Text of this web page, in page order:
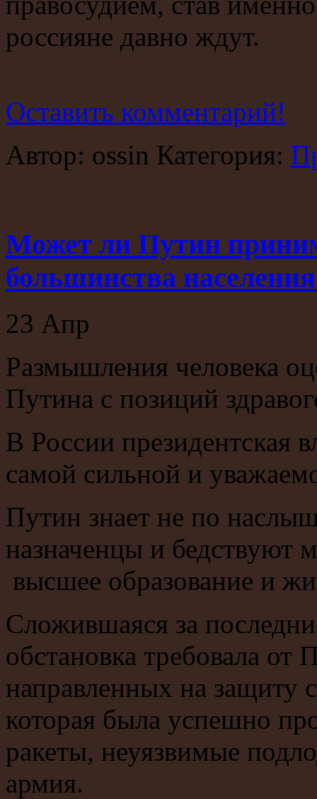
россияне давно ждут.
Оставить комментарий!
Автор: ossin Категория:
Может ли Путин
большинства
23 Апр
Размышления человека
Путина с позиций
В России президентская
самой сильной и
Путин знает не по
назначенцы и
высшее образование и
Сложившаяся за
обстановка требовала
направленных на защиту
которая была успешно
ракеты, неуязвимые
армия.